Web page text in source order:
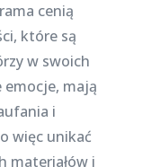
cenią
które są
w swoich
mają
i
więc unikać
materiałów i